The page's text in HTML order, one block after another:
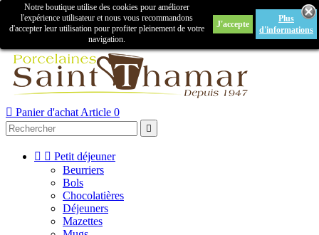
Créer un compteConnexion
 Panier d'achat Article 0

Notre boutique utilise des cookies pour améliorer
l'expérience utilisateur et nous vous recommandons
d'accepter leur utilisation pour profiter pleinement de votre
navigation.
J'accepte
Plus
d'informations
  Petit déjeuner
Beurriers
Bols
Chocolatières
Déjeuners
Mazettes